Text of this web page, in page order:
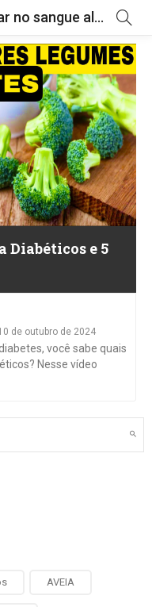
Posts tagged "açúcar no sangue alto"
Diabéticos e 5
de outubro de 2024
você sabe quais
Nesse vídeo
AVEIA